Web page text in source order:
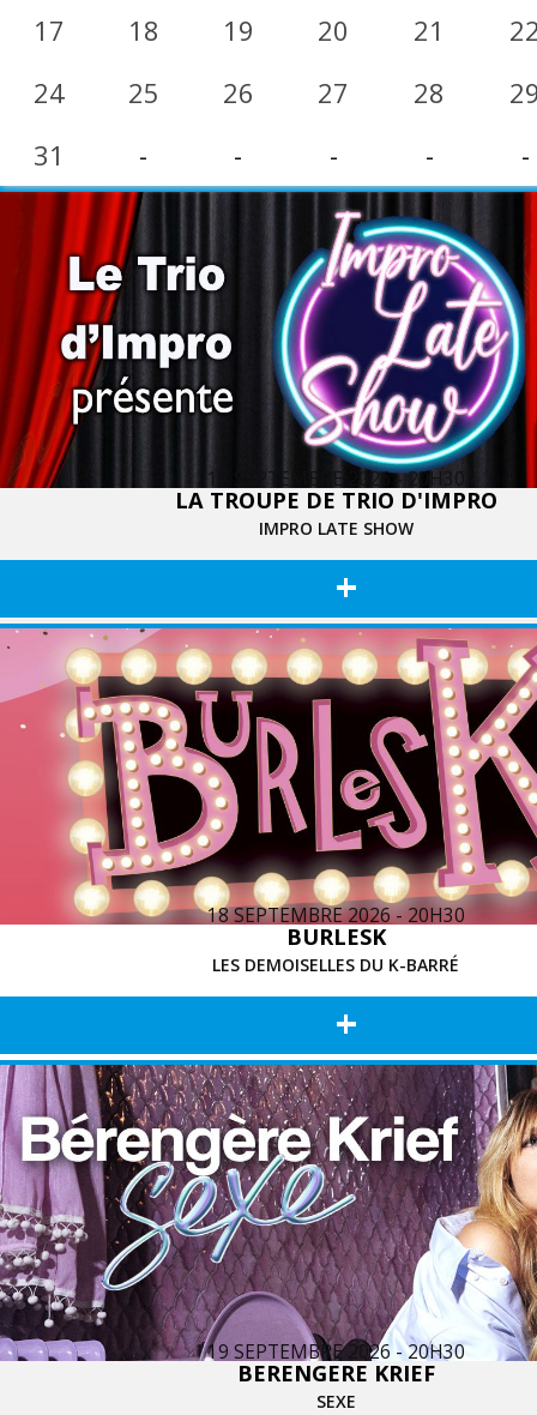
17
18 19 20 21
24
25 26 27 28
31
- - - - -
17 SEPTEMBRE 2026 - 20H30
LA TROUPE DE TRIO D'IMPRO
IMPRO LATE SHOW
+
18 SEPTEMBRE 2026 - 20H30
BURLESK
LES DEMOISELLES DU K-BARRÉ
+
19 SEPTEMBRE 2026 - 20H30
BERENGERE KRIEF
SEXE